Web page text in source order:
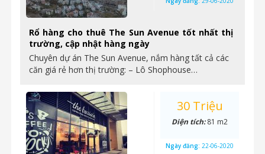
Rổ hàng cho thuê The Sun Avenue tốt nhất thị
trường, cập nhật hàng ngày
Chuyên dự án The Sun Avenue, nắm hàng tất cả các
căn giá rẻ hơn thị trường: – Lô Shophouse…
30 Triệu
Diện tích:81 m2
Ngày đăng: 22-06-2020